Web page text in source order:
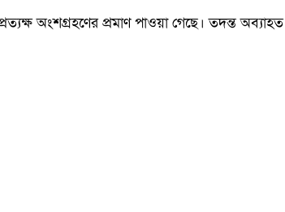
অংশগ্রহণের প্রমাণ পাওয়া গেছে। তদন্ত